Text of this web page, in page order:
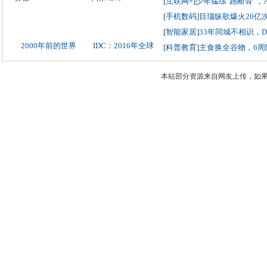
2000年前的世界 IDC：2016年全球
[手机数码]目瑙纵歌爆火20亿
[智能家居]33年同城不相识，
[科普教育]主食换全谷物，6
本站部分资源来自网友上传，如